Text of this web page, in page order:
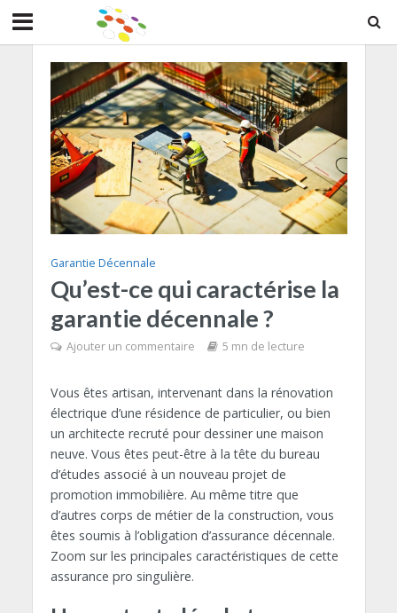
Garantie Décennale
Qu’est-ce qui caractérise la
garantie décennale ?
Ajouter un commentaire 5 mn de lecture
Vous êtes artisan, intervenant dans la rénovation
électrique d’une résidence de particulier, ou bien
un architecte recruté pour dessiner une maison
neuve. Vous êtes peut-être à la tête du bureau
d’études associé à un nouveau projet de
promotion immobilière. Au même titre que
d’autres corps de métier de la construction, vous
êtes soumis à l’obligation d’assurance décennale.
Zoom sur les principales caractéristiques de cette
assurance pro singulière.